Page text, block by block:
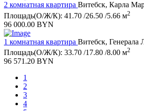
2 комнатная квартира Витебск, Карла
Площадь(О/Ж/К): 41.70 /26.50 /5.66 м2
96 000.00 BYN
1 комнатная квартира Витебск, Генерала
Площадь(О/Ж/К): 33.70 /17.80 /8.00 м2
96 571.20 BYN
1
2
3
4